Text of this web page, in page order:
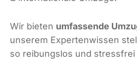
Wir bieten umfassende
unserem Expertenwissen
so reibungslos und